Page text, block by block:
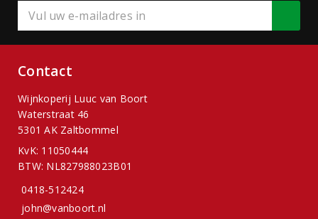
Contact
Wijnkoperij Luuc van Boort
Waterstraat 46
5301 AK Zaltbommel
KvK: 11050444
BTW: NL827988023B01
0418-512424
john@vanboort.nl